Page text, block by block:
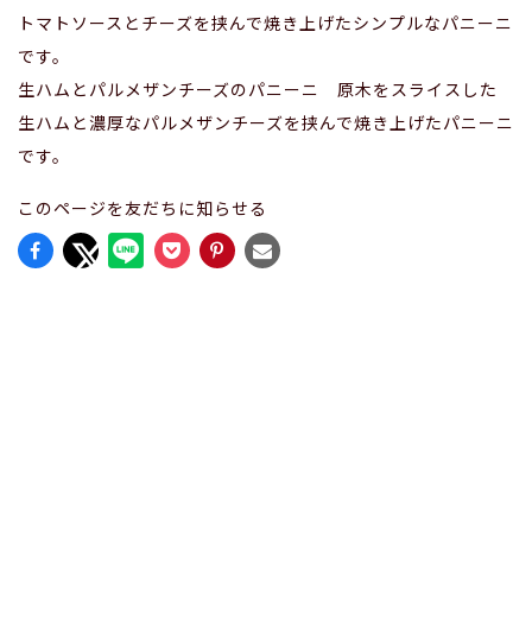
トマトソースとチーズを挟んで焼き上げたシンプルなパニーニ
です。
生ハムとパルメザンチーズのパニーニ 原木をスライスした
生ハムと濃厚なパルメザンチーズを挟んで焼き上げたパニーニ
です。
このページを友だちに知らせる